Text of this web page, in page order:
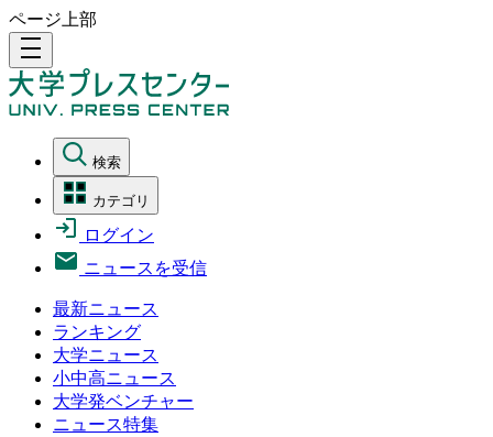
ページ上部
density_medium
検索
カテゴリ
ログイン
ニュースを受信
最新ニュース
ランキング
大学ニュース
小中高ニュース
大学発ベンチャー
ニュース特集